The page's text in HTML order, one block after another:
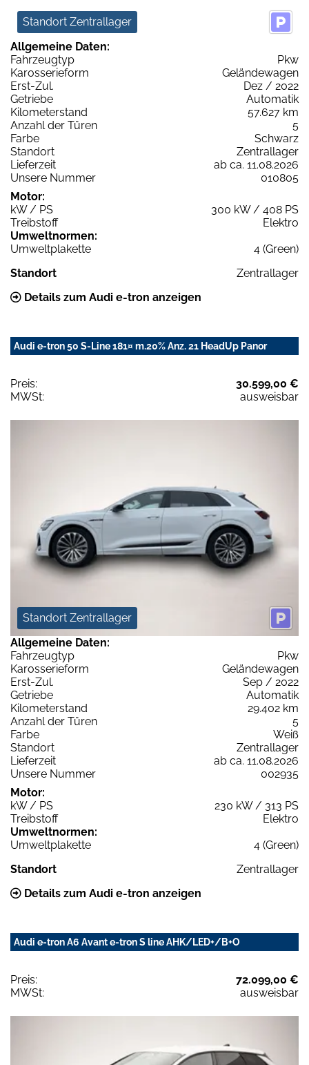
Standort Zentrallager
Allgemeine Daten:
Fahrzeugtyp
Pkw
Karosserieform
Geländewagen
Erst-Zul.
Dez / 2022
Getriebe
Automatik
Kilometerstand
57.627 km
Anzahl der Türen
5
Farbe
Schwarz
Standort
Zentrallager
Lieferzeit
ab ca. 11.08.2026
Unsere Nummer
010805
Motor:
kW / PS
300 kW / 408 PS
Treibstoff
Elektro
Umweltnormen:
Umweltplakette
4 (Green)
Standort
Zentrallager
Details zum Audi e-tron anzeigen
Audi e-tron 50 S-Line 181¤ m.20% Anz. 21 HeadUp Panor
Preis:
30.599,00 €
MWSt:
ausweisbar
Standort Zentrallager
Allgemeine Daten:
Fahrzeugtyp
Pkw
Karosserieform
Geländewagen
Erst-Zul.
Sep / 2022
Getriebe
Automatik
Kilometerstand
29.402 km
Anzahl der Türen
5
Farbe
Weiß
Standort
Zentrallager
Lieferzeit
ab ca. 11.08.2026
Unsere Nummer
002935
Motor:
kW / PS
230 kW / 313 PS
Treibstoff
Elektro
Umweltnormen:
Umweltplakette
4 (Green)
Standort
Zentrallager
Details zum Audi e-tron anzeigen
Audi e-tron A6 Avant e-tron S line AHK/LED+/B+O
Preis:
72.099,00 €
MWSt:
ausweisbar